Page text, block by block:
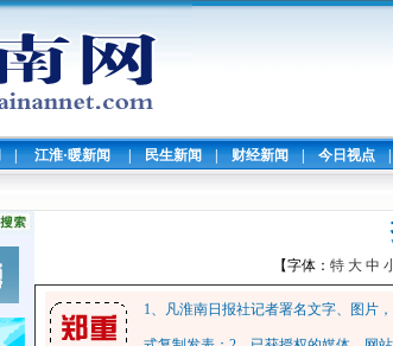
| 江淮·暖新闻 | 民生新闻 | 财经新闻 | 今日视点 |
【字体： 特 大 中
1、凡淮南日报社记者署名文字、图片